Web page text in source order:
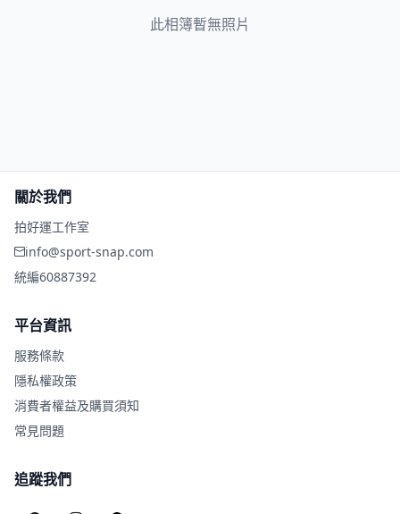
此相簿暫無照片
關於我們
拍好運工作室
info@sport-snap.com
統編60887392
平台資訊
服務條款
隱私權政策
消費者權益及購買須知
常見問題
追蹤我們